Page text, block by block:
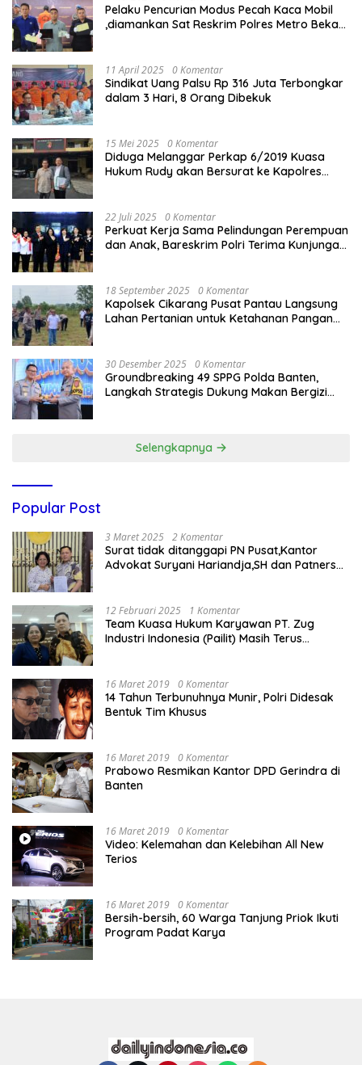
Pelaku Pencurian Modus Pecah Kaca Mobil
,diamankan Sat Reskrim Polres Metro Bekasi
11 April 2025 0 Komentar
Sindikat Uang Palsu Rp 316 Juta Terbongkar
dalam 3 Hari, 8 Orang Dibekuk
15 Mei 2025 0 Komentar
Diduga Melanggar Perkap 6/2019 Kuasa
Hukum Rudy akan Bersurat ke Kapolres
22 Juli 2025 0 Komentar
Perkuat Kerja Sama Pelindungan Perempuan
dan Anak, Bareskrim Polri Terima Kunjungan
18 September 2025 0 Komentar
Kapolsek Cikarang Pusat Pantau Langsung
Lahan Pertanian untuk Ketahanan Pangan
30 Desember 2025 0 Komentar
Groundbreaking 49 SPPG Polda Banten,
Langkah Strategis Dukung Makan Bergizi
Selengkapnya
Popular Post
3 Maret 2025 2 Komentar
Surat tidak ditanggapi PN Pusat,Kantor
Advokat Suryani Hariandja,SH dan Patners
12 Februari 2025 1 Komentar
Team Kuasa Hukum Karyawan PT. Zug
Industri Indonesia (Pailit) Masih Terus
16 Maret 2019 0 Komentar
14 Tahun Terbunuhnya Munir, Polri Didesak
Bentuk Tim Khusus
16 Maret 2019 0 Komentar
Prabowo Resmikan Kantor DPD Gerindra di
Banten
16 Maret 2019 0 Komentar
Video: Kelemahan dan Kelebihan All New
Terios
16 Maret 2019 0 Komentar
Bersih-bersih, 60 Warga Tanjung Priok Ikuti
Program Padat Karya